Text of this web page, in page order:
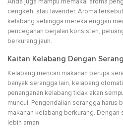
Anda juga mampu memakai aroma
cengkeh, atau lavender. Aroma
kelabang sehingga mereka enggan
pencegahan berjalan konsisten,
berkurang jauh.
Kaitan Kelabang Dengan
Kelabang mencari makanan berupa
banyak serangga lain, kelabang
penanganan kelabang tidak akan
muncul. Pengendalian serangga harus
makanan kelabang berkurang. Dengan
lebih aman.